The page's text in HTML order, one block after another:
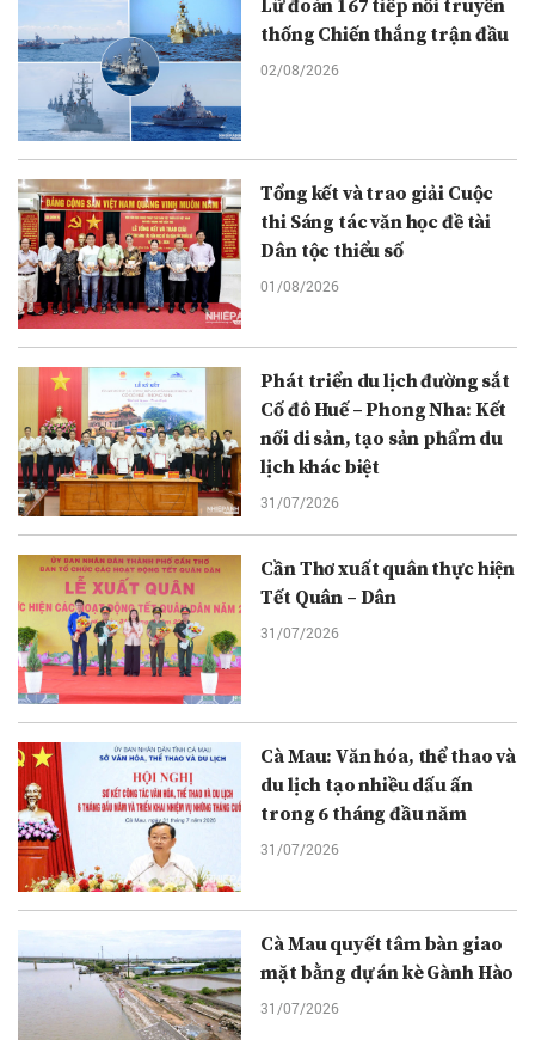
Lữ đoàn 167 tiếp nối truyền
thống Chiến thắng trận đầu
02/08/2026
Tổng kết và trao giải Cuộc
thi Sáng tác văn học đề tài
Dân tộc thiểu số
01/08/2026
Phát triển du lịch đường sắt
Cố đô Huế – Phong Nha: Kết
nối di sản, tạo sản phẩm du
lịch khác biệt
31/07/2026
Cần Thơ xuất quân thực hiện
Tết Quân – Dân
31/07/2026
Cà Mau: Văn hóa, thể thao và
du lịch tạo nhiều dấu ấn
trong 6 tháng đầu năm
31/07/2026
Cà Mau quyết tâm bàn giao
mặt bằng dự án kè Gành Hào
31/07/2026